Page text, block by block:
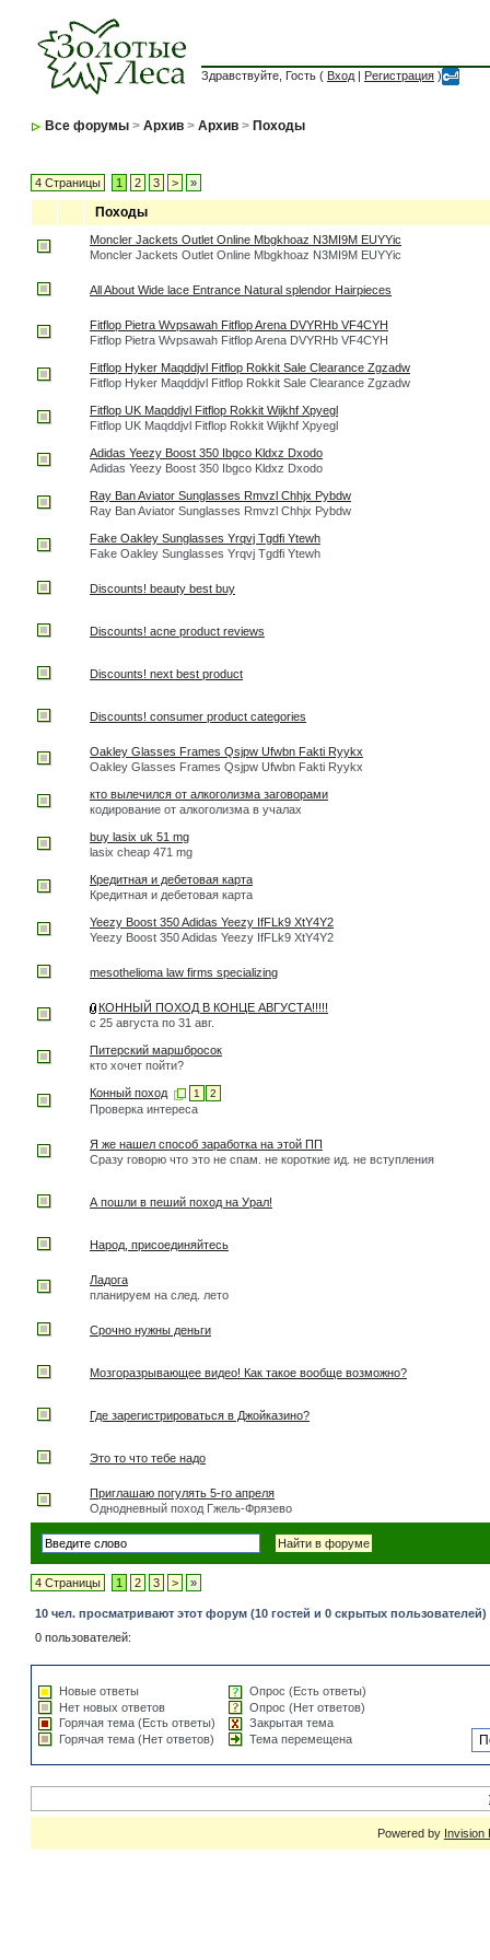
Здравствуйте, Гость ( Вход | Регистрация )
Все форумы > Архив > Архив > Походы
4 Страницы 1 2 3 > »
Походы
Moncler Jackets Outlet Online Mbgkhoaz N3MI9M EUYYic
Moncler Jackets Outlet Online Mbgkhoaz N3MI9M EUYYic
All About Wide lace Entrance Natural splendor Hairpieces
Fitflop Pietra Wvpsawah Fitflop Arena DVYRHb VF4CYH
Fitflop Pietra Wvpsawah Fitflop Arena DVYRHb VF4CYH
Fitflop Hyker Maqddjvl Fitflop Rokkit Sale Clearance Zgzadw
Fitflop Hyker Maqddjvl Fitflop Rokkit Sale Clearance Zgzadw
Fitflop UK Maqddjvl Fitflop Rokkit Wijkhf Xpyegl
Fitflop UK Maqddjvl Fitflop Rokkit Wijkhf Xpyegl
Adidas Yeezy Boost 350 Ibgco Kldxz Dxodo
Adidas Yeezy Boost 350 Ibgco Kldxz Dxodo
Ray Ban Aviator Sunglasses Rmvzl Chhjx Pybdw
Ray Ban Aviator Sunglasses Rmvzl Chhjx Pybdw
Fake Oakley Sunglasses Yrqvj Tgdfi Ytewh
Fake Oakley Sunglasses Yrqvj Tgdfi Ytewh
Discounts! beauty best buy
Discounts! acne product reviews
Discounts! next best product
Discounts! consumer product categories
Oakley Glasses Frames Qsjpw Ufwbn Fakti Ryykx
Oakley Glasses Frames Qsjpw Ufwbn Fakti Ryykx
кто вылечился от алкоголизма заговорами
кодирование от алкоголизма в учалах
buy lasix uk 51 mg
lasix cheap 471 mg
Кредитная и дебетовая карта
Кредитная и дебетовая карта
Yeezy Boost 350 Adidas Yeezy IfFLk9 XtY4Y2
Yeezy Boost 350 Adidas Yeezy IfFLk9 XtY4Y2
mesothelioma law firms specializing
КОННЫЙ ПОХОД В КОНЦЕ АВГУСТА!!!!!
с 25 августа по 31 авг.
Питерский маршбросок
кто хочет пойти?
Конный поход 1 2
Проверка интереса
Я же нашел способ заработка на этой ПП
Сразу говорю что это не спам. не короткие ид. не вступления
А пошли в пеший поход на Урал!
Народ, присоединяйтесь
Ладога
планируем на след. лето
Срочно нужны деньги
Мозгоразрывающее видео! Как такое вообще возможно?
Где зарегистрироваться в Джойказино?
Это то что тебе надо
Приглашаю погулять 5-го апреля
Однодневный поход Гжель-Фрязево
4 Страницы 1 2 3 > »
10 чел. просматривают этот форум (10 гостей и 0 скрытых пользователей)
0 пользователей:
Новые ответы
Нет новых ответов
Горячая тема (Есть ответы)
Горячая тема (Нет ответов)
Опрос (Есть ответы)
Опрос (Нет ответов)
Закрытая тема
Тема перемещена
Powered by Invision